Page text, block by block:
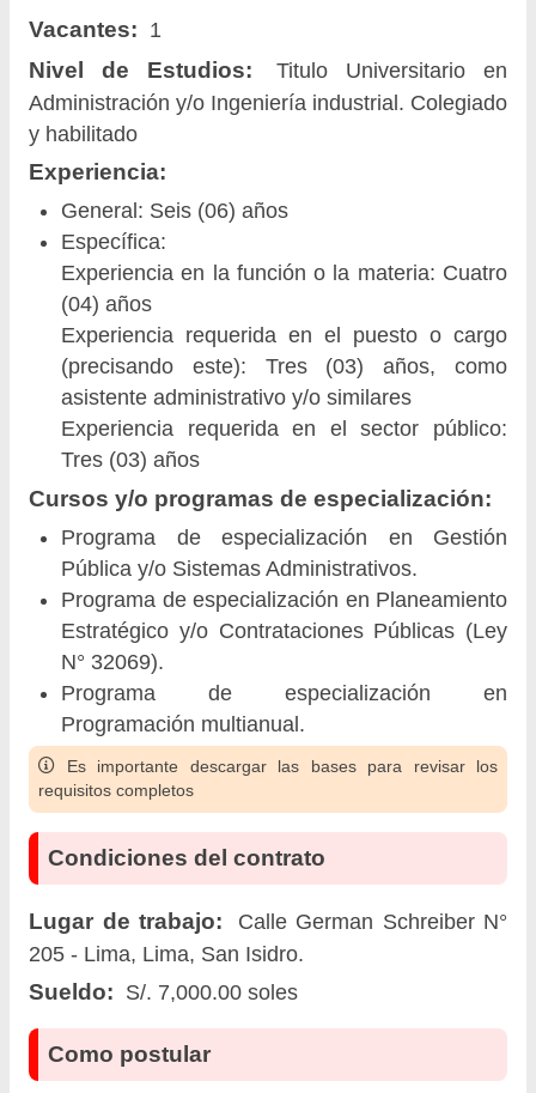
Vacantes: 1
Nivel de Estudios:
Titulo Universitario en
Administración y/o Ingeniería industrial. Colegiado
y habilitado
Experiencia:
General: Seis (06) años
Específica:
Experiencia en la función o la materia: Cuatro
(04) años
Experiencia requerida en el puesto o cargo
(precisando este): Tres (03) años, como
asistente administrativo y/o similares
Experiencia requerida en el sector público:
Tres (03) años
Cursos y/o programas de especialización:
Programa de especialización en Gestión
Pública y/o Sistemas Administrativos.
Programa de especialización en Planeamiento
Estratégico y/o Contrataciones Públicas (Ley
N° 32069).
Programa de especialización en
Programación multianual.
Es importante descargar las bases para revisar los
requisitos completos
Condiciones del contrato
Lugar de trabajo:
Calle German Schreiber N°
205 - Lima, Lima, San Isidro.
Sueldo: S/. 7,000.00 soles
Como postular